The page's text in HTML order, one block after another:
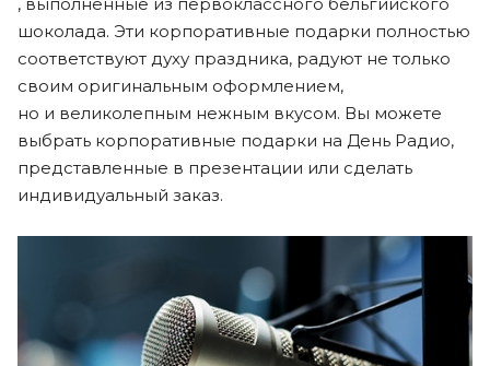
шоколада. Эти корпоративные подарки полностью
соответствуют духу праздника, радуют не только
своим оригинальным оформлением,
но и великолепным нежным вкусом. Вы можете
выбрать корпоративные подарки на День Радио,
представленные в презентации или сделать
индивидуальный заказ.